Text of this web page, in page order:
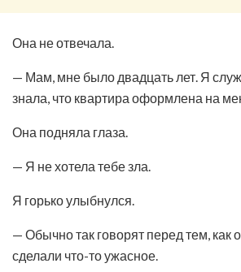
Она не отвечала.
— Мам, мне было двадцать лет. Я
знала, что квартира оформлена на
Она подняла глаза.
— Я не хотела тебе зла.
Я горько улыбнулся.
— Обычно так говорят перед тем, как
сделали что-то ужасное.